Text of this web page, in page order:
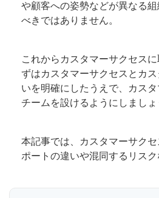
や顧客への姿勢などが異なる
べきではありません。
これからカスタマーサクセス
ずはカスタマーサクセスとカ
いを明確にしたうえで、カス
チームを設けるようにしましょ
本記事では、カスタマーサク
ポートの違いや混同するリスク